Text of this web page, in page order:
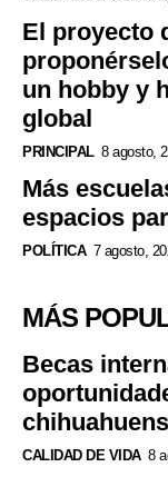
El proyecto
un hobby y
global
PRINCIPAL 8 agosto,
Más
espacios
POLÍTICA 7 agosto,
MÁS
Becas
CALIDAD DE VIDA 8